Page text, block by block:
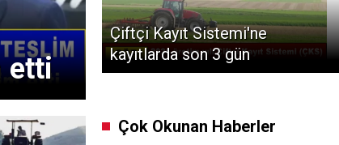
etti
Çiftçi Kayıt Sistemi'ne
kayıtlarda son 3 gün
Çok Okunan Haberler